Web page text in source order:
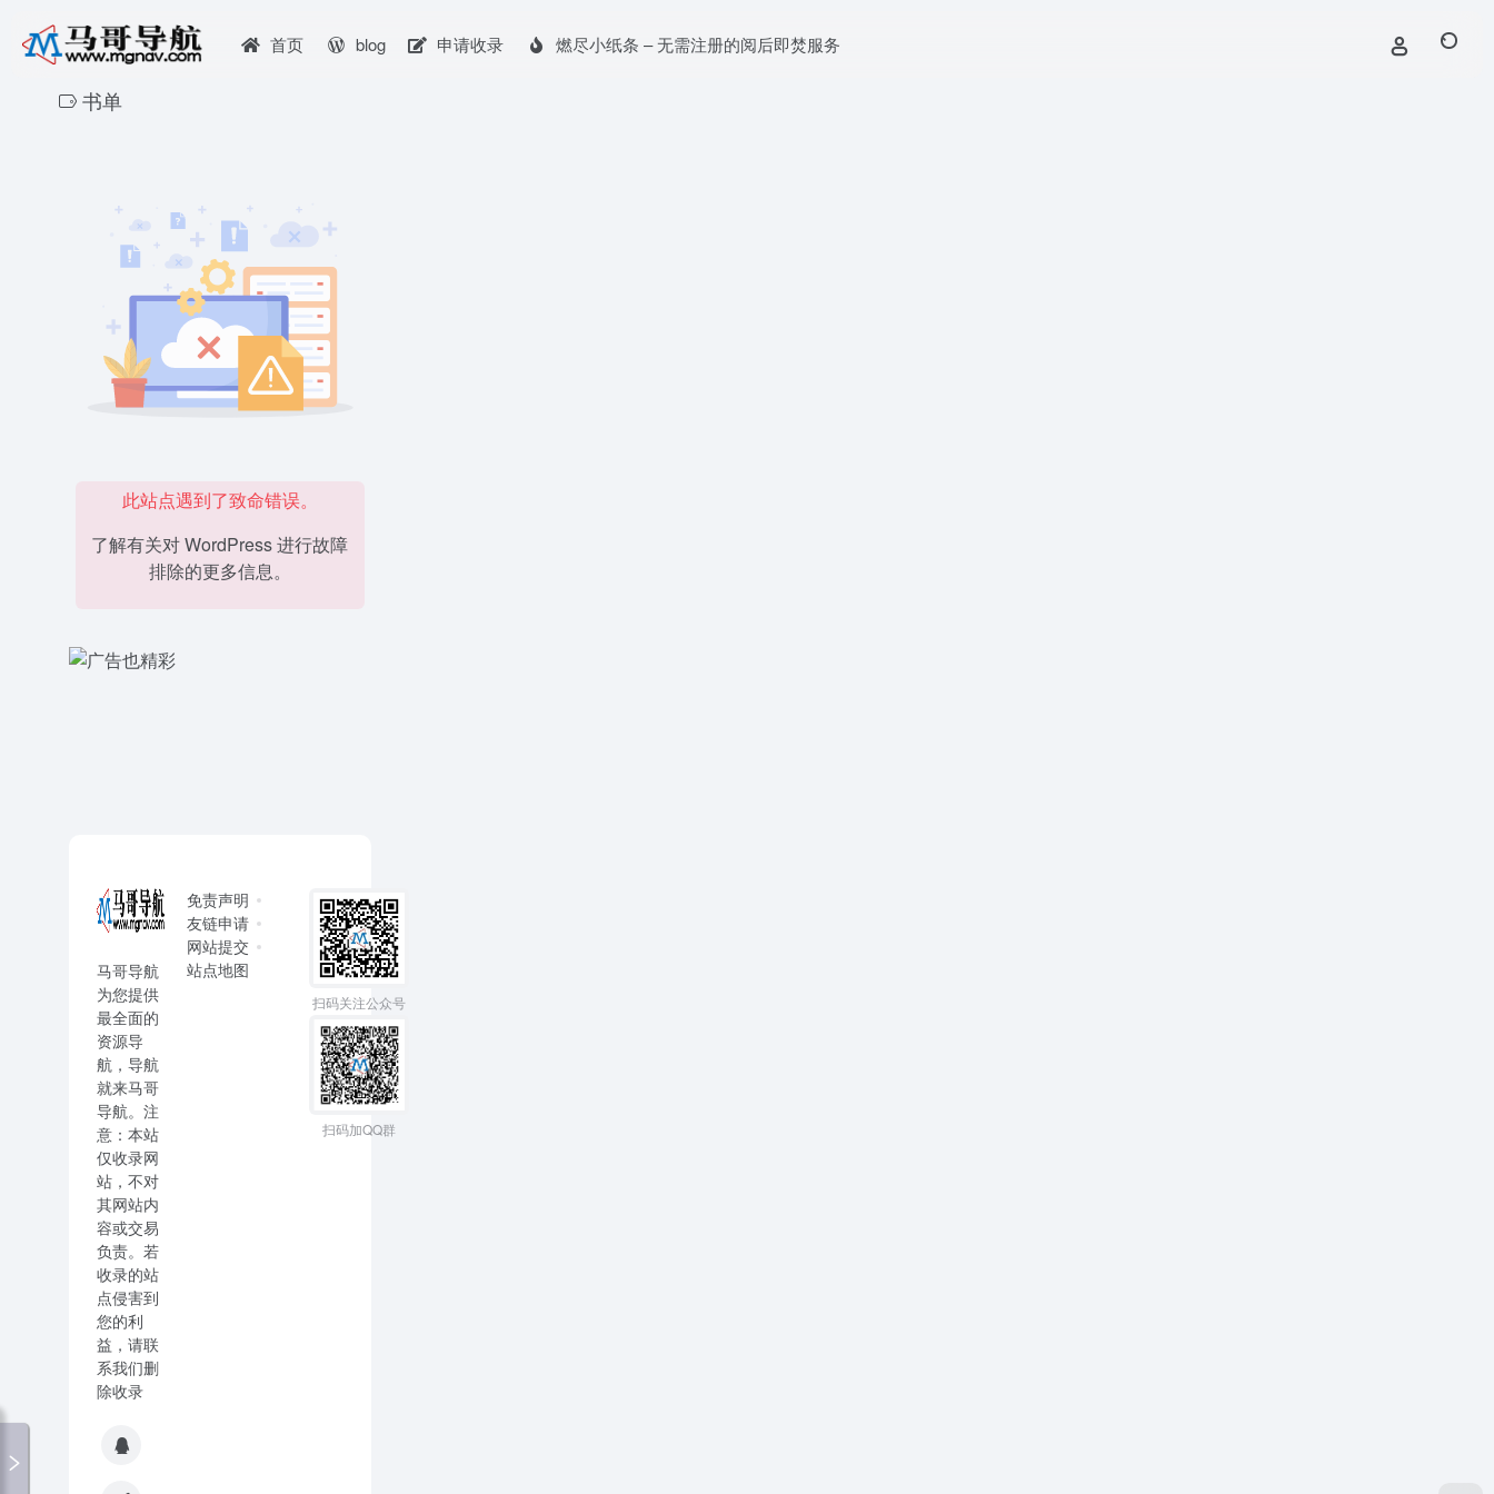
首页 blog 申请收录 燃尽小纸条 – 无需注册的阅后即焚服务
书单
此站点遇到了致命错误。
了解有关对 WordPress 进行故障
排除的更多信息。
马哥导航
为您提供
最全面的
资源导
航，导航
就来马哥
导航。注
意：本站
仅收录网
站，不对
其网站内
容或交易
负责。若
收录的站
点侵害到
您的利
益，请联
系我们删
除收录
免责声明
友链申请
网站提交
站点地图
扫码关注公众号
扫码加QQ群